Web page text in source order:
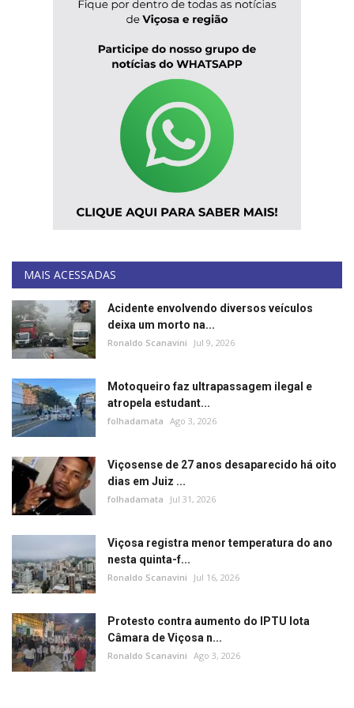
MAIS ACESSADAS
Acidente envolvendo diversos veículos
deixa um morto na...
Ronaldo Scanavini Jul 9, 2026
Motoqueiro faz ultrapassagem ilegal e
atropela estudant...
folhadamata Ago 3, 2026
Viçosense de 27 anos desaparecido há oito
dias em Juiz ...
folhadamata Jul 31, 2026
Viçosa registra menor temperatura do ano
nesta quinta-f...
Ronaldo Scanavini Jul 16, 2026
Protesto contra aumento do IPTU lota
Câmara de Viçosa n...
Ronaldo Scanavini Ago 3, 2026